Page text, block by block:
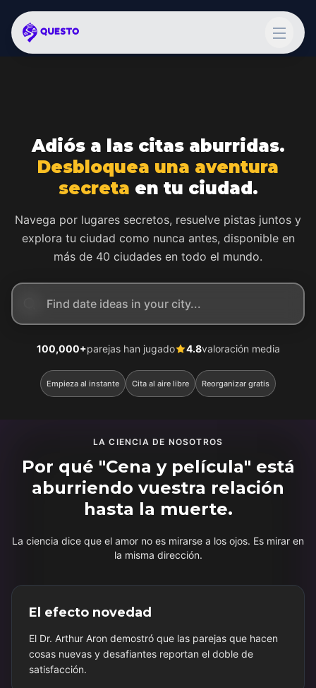
Adiós a las citas aburridas.
Desbloquea una aventura
secreta en tu ciudad.
Navega por lugares secretos, resuelve pistas juntos y
explora tu ciudad como nunca antes, disponible en
más de 40 ciudades en todo el mundo.
100,000+parejas han jugado 4.8valoración media
Empieza al instante Cita al aire libre Reorganizar gratis
LA CIENCIA DE NOSOTROS
Por qué "Cena y película" está
aburriendo vuestra relación
hasta la muerte.
La ciencia dice que el amor no es mirarse a los ojos. Es mirar en
la misma dirección.
El efecto novedad
El Dr. Arthur Aron demostró que las parejas que hacen
cosas nuevas y desafiantes reportan el doble de
satisfacción.